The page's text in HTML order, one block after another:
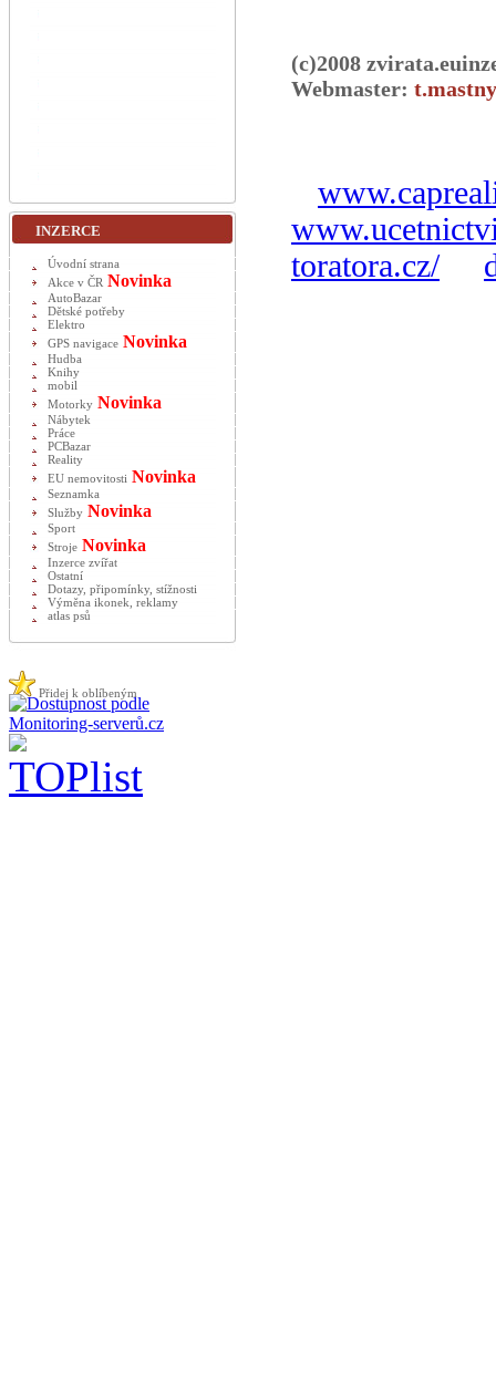
(c)2008
Webmaster:
toratora.cz/
INZERCE
Úvodní strana
Akce v ČR Novinka
AutoBazar
Dětské potřeby
Elektro
GPS navigace Novinka
Hudba
Knihy
mobil
Motorky Novinka
Nábytek
Práce
PCBazar
Reality
EU nemovitosti Novinka
Seznamka
Služby Novinka
Sport
Stroje Novinka
Inzerce zvířat
Ostatní
Dotazy, připomínky, stížnosti
Výměna ikonek, reklamy
atlas psů
Přidej k oblíbeným